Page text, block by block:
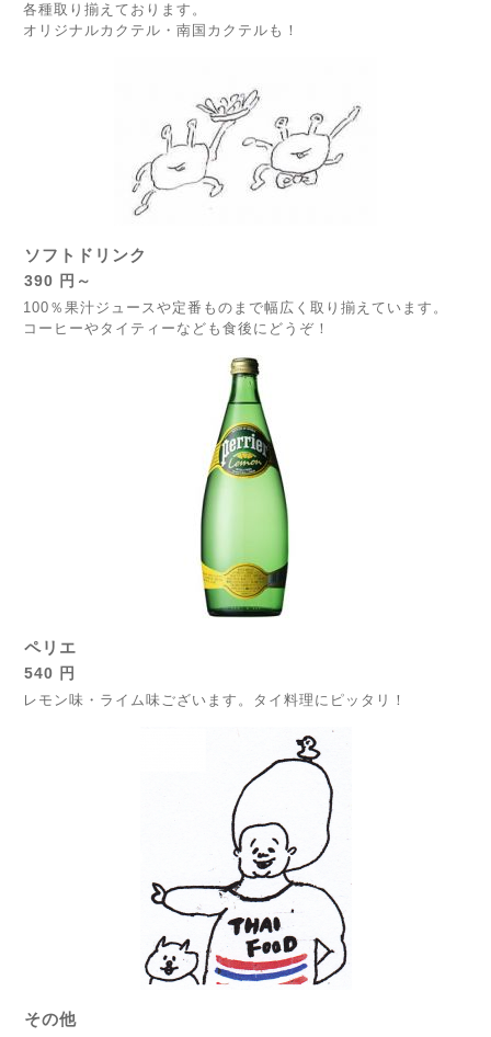
各種取り揃えております。
オリジナルカクテル・南国カクテルも！
ソフトドリンク
390 円～
100％果汁ジュースや定番ものまで幅広く取り揃えています。
コーヒーやタイティーなども食後にどうぞ！
ペリエ
540 円
レモン味・ライム味ございます。タイ料理にピッタリ！
その他